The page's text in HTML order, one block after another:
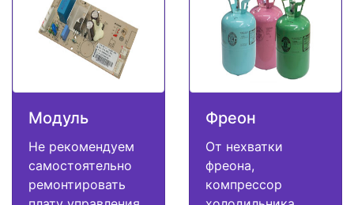
Модуль
Не рекомендуем
самостоятельно
ремонтировать
Фреон
От нехватки
фреона,
компрессор